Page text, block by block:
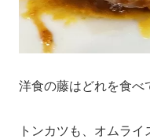
洋食の藤はどれを食べ
トンカツも、オムラ